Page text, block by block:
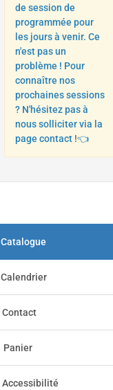
de session de
programmée pour
les jours à venir. Ce
n'est pas un
problème ! Pour
connaître nos
prochaines sessions
? N'hésitez pas à
nous solliciter via la
page contact!👈
Catalogue
Calendrier
Contact
Panier
Accessibilité